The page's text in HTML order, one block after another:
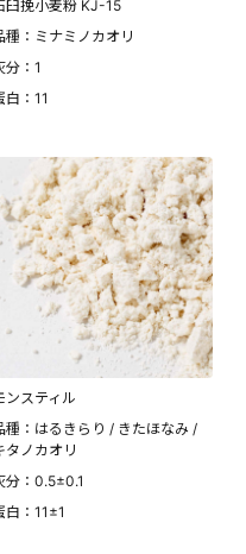
臼挽小麦粉 KJ-15
種：ミナミノカオリ
分：1
白：11
ンスティル
種：はるきらり / きたほなみ /
タノカオリ
分：0.5±0.1
白：11±1